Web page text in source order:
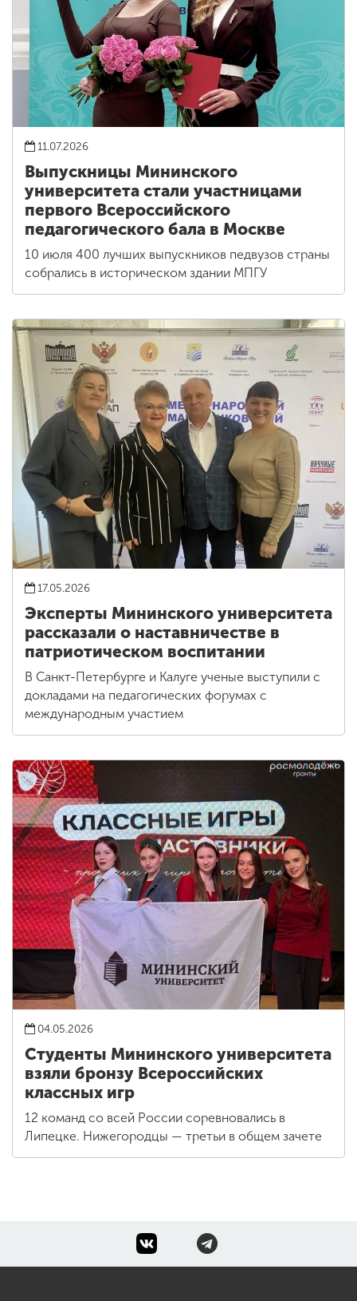
11.07.2026
Выпускницы Мининского
университета стали участницами
первого Всероссийского
педагогического бала в Москве
10 июля 400 лучших выпускников педвузов страны
собрались в историческом здании МПГУ
17.05.2026
Эксперты Мининского университета
рассказали о наставничестве в
патриотическом воспитании
В Санкт-Петербурге и Калуге ученые выступили с
докладами на педагогических форумах с
международным участием
04.05.2026
Студенты Мининского университета
взяли бронзу Всероссийских
классных игр
12 команд со всей России соревновались в
Липецке. Нижегородцы — третьи в общем зачете